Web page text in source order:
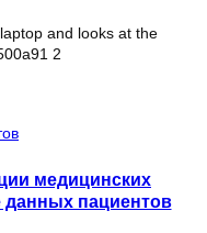
медицинских
данных пациентов